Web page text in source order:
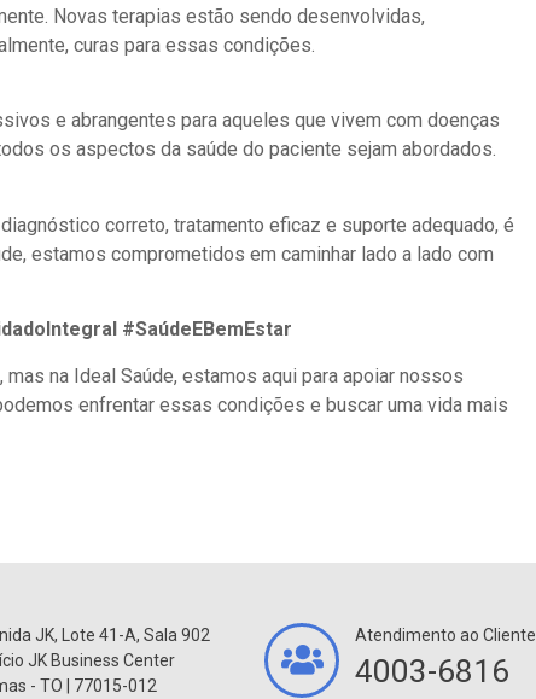
Novas terapias estão sendo desenvolvidas,
curas para essas condições.
e abrangentes para aqueles que vivem com doenças
os aspectos da saúde do paciente sejam abordados.
correto, tratamento eficaz e suporte adequado, é
estamos comprometidos em caminhar lado a lado com
#SaúdeEBemEstar
na Ideal Saúde, estamos aqui para apoiar nossos
enfrentar essas condições e buscar uma vida mais
JK, Lote 41-A, Sala 902
JK Business Center
- TO | 77015-012
Atendimento ao Cliente
4003-6816